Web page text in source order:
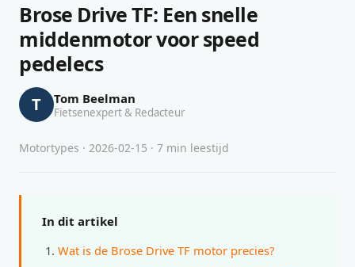
Brose Drive TF: Een snelle
middenmotor voor speed
pedelecs
T Tom Beelman
Fietsenexpert & Redacteur
Motortypes · 2026-02-15 · 7 min leestijd
In dit artikel
Wat is de Brose Drive TF motor precies?